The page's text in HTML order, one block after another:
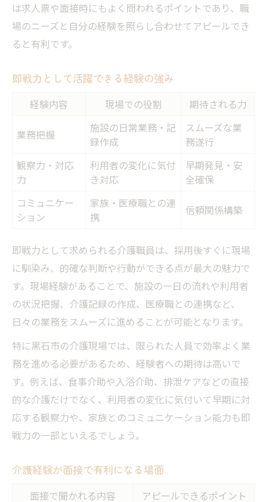
は求人票や面接時にもよく問われるポイントであり、職
場のニーズと自分の経験を照らし合わせてアピールでき
ると有利です。
即戦力として活躍できる経験の強み
経験内容 現場での役割 期待される力
業務把握
施設の日常業務・記
録作成
スムーズな業
務遂行
観察力・対応
力
利用者の変化に気付
き対応
早期発見・安
全確保
コミュニケー
ション
家族・医療職との連
携
信頼関係構築
即戦力として求められる介護職員は、採用後すぐに現場
に馴染み、的確な判断や行動ができる点が最大の魅力で
す。現場経験があることで、施設の一日の流れや利用者
の状況把握、介護記録の作成、医療職との連携など、
日々の業務をスムーズに進めることが可能となります。
特に黒石市の介護現場では、限られた人員で効率よく業
務を進める必要があるため、経験者への期待は高いで
す。例えば、食事介助や入浴介助、排泄ケアなどの直接
的な介護だけでなく、利用者の変化に気付いて早期に対
応する観察力や、家族とのコミュニケーション能力も即
戦力の一部といえるでしょう。
介護経験が面接で有利になる場面
面接で聞かれる内容 アピールできるポイント